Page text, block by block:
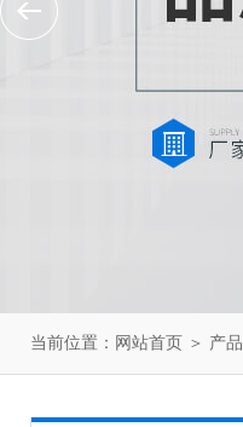
当前位置： 网站首页 ＞ 产